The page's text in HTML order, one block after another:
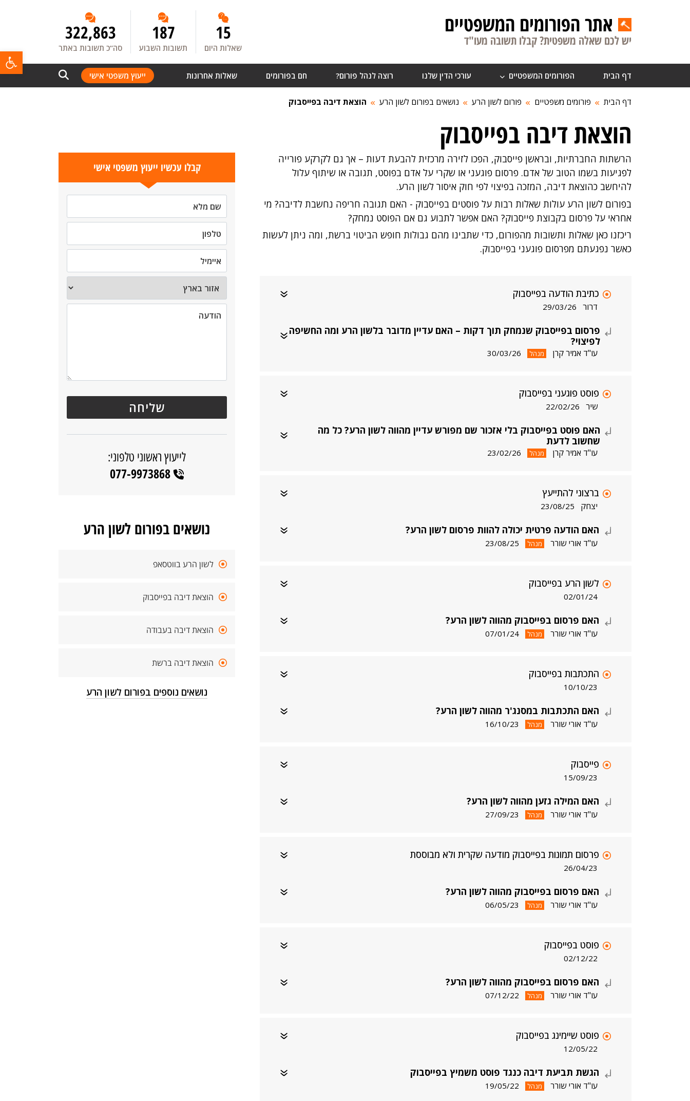
אתר הפורומים המשפטיים
יש לכם שאלה משפטית? קבלו תשובה מעו"ד 15
שאלות היום
187
תשובות השבוע
322,863
סה”כ תשובות באתר
דף הבית הפורומים המשפטיים עורכי הדין שלנו רוצה לנהל פורום? חם בפורומים שאלות אחרונות ייעוץ משפטי אישי
דף הבית פורומים משפטיים פורום לשון הרע נושאים בפורום לשון הרע הוצאת דיבה בפייסבוק
הוצאת דיבה בפייסבוק
הרשתות החברתיות, ובראשן פייסבוק, הפכו לזירה מרכזית להבעת דעות – אך גם לקרקע פורייה
לפגיעות בשמו הטוב של אדם. פרסום פוגעני או שקרי על אדם בפוסט, תגובה או שיתוף עלול
להיחשב כהוצאת דיבה, המזכה בפיצוי לפי חוק איסור לשון הרע.
בפורום לשון הרע עולות שאלות רבות על פוסטים בפייסבוק - האם תגובה חריפה נחשבת לדיבה? מי
אחראי על פרסום בקבוצת פייסבוק? האם אפשר לתבוע גם אם הפוסט נמחק?
ריכזנו כאן שאלות ותשובות מהפורום, כדי שתבינו מהם גבולות חופש הביטוי ברשת, ומה ניתן לעשות
כאשר נפגעתם מפרסום פוגעני בפייסבוק.
כתיבת הודעה בפייסבוק
דרור 29/03/26
פרסום בפייסבוק שנמחק תוך דקות – האם עדיין מדובר בלשון הרע ומה החשיפה
לפיצוי?
עו"ד אמיר קרן מנהל 30/03/26
פוסט פוגעני בפייסבוק
שיר 22/02/26
האם פוסט בפייסבוק בלי אזכור שם מפורש עדיין מהווה לשון הרע? כל מה
שחשוב לדעת
עו"ד אמיר קרן מנהל 23/02/26
ברצוני להתייעץ
יצחק 23/08/25
האם הודעה פרטית יכולה להוות פרסום לשון הרע?
עו"ד אורי שורר מנהל 23/08/25
לשון הרע בפייסבוק
02/01/24
האם פרסום בפייסבוק מהווה לשון הרע?
עו"ד אורי שורר מנהל 07/01/24
התכתבות בפייסבוק
10/10/23
האם התכתבות במסנג'ר מהווה לשון הרע?
עו"ד אורי שורר מנהל 16/10/23
פייסבוק
15/09/23
האם המילה גזען מהווה לשון הרע?
עו"ד אורי שורר מנהל 27/09/23
פרסום תמונות בפייסבוק מודעה שקרית ולא מבוססת
26/04/23
האם פרסום בפייסבוק מהווה לשון הרע?
עו"ד אורי שורר מנהל 06/05/23
פוסט בפייסבוק
02/12/22
האם פרסום בפייסבוק מהווה לשון הרע?
עו"ד אורי שורר מנהל 07/12/22
פוסט שיימינג בפייסבוק
12/05/22
הגשת תביעת דיבה כנגד פוסט משמיץ בפייסבוק
עו"ד אורי שורר מנהל 19/05/22
קבלו עכשיו ייעוץ משפטי אישי
לייעוץ ראשוני טלפוני:
077-9973868
נושאים בפורום לשון הרע
לשון הרע בווטסאפ
הוצאת דיבה בפייסבוק
הוצאת דיבה בעבודה
הוצאת דיבה ברשת
נושאים נוספים בפורום לשון הרע